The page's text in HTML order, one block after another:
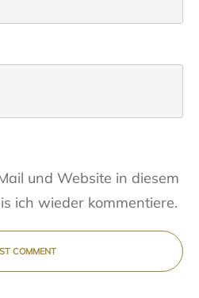
und Website in diesem
ich wieder kommentiere.
COMMENT